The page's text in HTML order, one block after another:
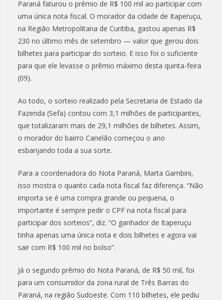
Paraná faturou o prêmio de R$ 100 mil ao participar com
uma única nota fiscal. O morador da cidade de Itaperuçu,
na Região Metropolitana de Curitiba, gastou apenas R$
230 no último mês de setembro — valor que gerou dois
bilhetes para participar do sorteio. E isso foi o suficiente
para que ele levasse o prêmio máximo desta quinta-feira
(09).
Ao todo, o sorteio realizado pela Secretaria de Estado da
Fazenda (Sefa) contou com 3,1 milhões de participantes,
que totalizaram mais de 29,1 milhões de bilhetes. Assim,
o morador do bairro Canelão começou o ano
esbanjando toda a sua sorte.
Para a coordenadora do Nota Paraná, Marta Gambini,
isso mostra o quanto cada nota fiscal faz diferença. “Não
importa se é uma compra grande ou pequena, o
importante é sempre pedir o CPF na nota fiscal para
participar dos sorteios”, diz. “O ganhador de Itaperuçu
tinha apenas uma única nota e dois bilhetes e agora vai
sair com R$ 100 mil no bolso”.
Já o segundo prêmio do Nota Paraná, de R$ 50 mil, foi
para um consumidor da zona rural de Três Barras do
Paraná, na região Sudoeste. Com 110 bilhetes, ele pediu